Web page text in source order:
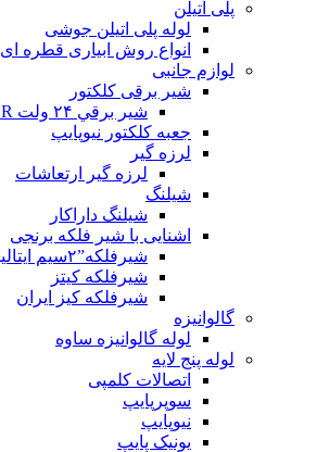
پلی اتیلن
لوله پلی اتیلن جوشی
انواع روش ابیاری قطره ای
لوازم جانبی
شیر برقی کلکتور
شير برقي ۲۴ ولت UPONOR سوپرپکس
جعبه کلکتور نیوپایپ
لرزه گیر
لرزه گیر ارتعاشات
شیلنگ
شیلنگ داراکار
اشنایی با شیر فلکه برنجی
شیرفلکه”۲سیم ایتالیا
شیرفلکه کیتز
شیرفلکه کیز ایران
گالوانیزه
لوله گالوانیزه ساوه
لوله پنج لایه
اتصالات کلمپی
سوپرپایپ
نیوپایپ
یونیک پایپ